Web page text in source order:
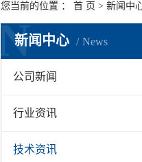
您当前的位置 ： 首 页 > 新闻中
新闻中心 News
N
公司新闻
行业资讯
技术资讯